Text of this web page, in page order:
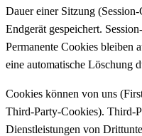
Dauer einer Sitzung
Endgerät gespeichert.
Permanente Cookies bleiben
eine automatische Löschung
Cookies können von uns
Third-Party-Cookies). Third-
Dienstleistungen von